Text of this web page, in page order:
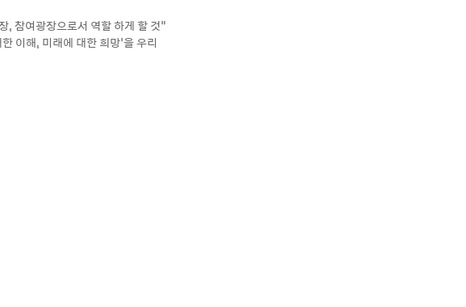
, 참여광장으로서 역할 하게 할 것”
이해, 미래에 대한 희망’을 우리